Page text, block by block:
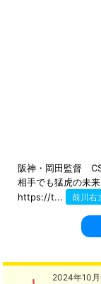
阪神・岡田監督
相手でも猛虎の未
https://t...
前川右
2024年10